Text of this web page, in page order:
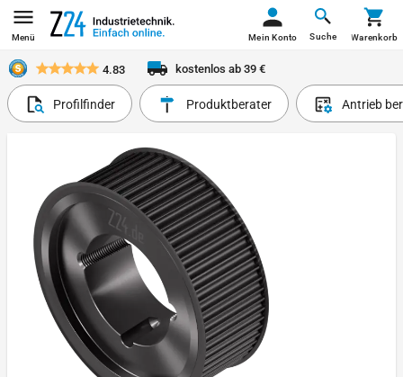
Menü Suche
Mein Konto Warenkorb
4.83 kostenlos ab 39 €
Profilfinder Produktberater Antrieb